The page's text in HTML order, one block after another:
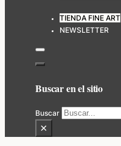
TIENDA FINE ART
NEWSLETTER
Buscar en el sitio
Buscar
×